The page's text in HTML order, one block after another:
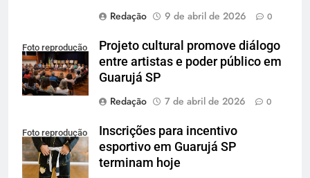
Redação
9 de abril de 2026 0
Foto reprodução
Projeto cultural promove diálogo
entre artistas e poder público em
Guarujá SP
Redação
7 de abril de 2026 0
Foto reprodução
Inscrições para incentivo
esportivo em Guarujá SP
terminam hoje